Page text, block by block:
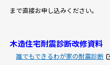
まで直接お申し込みください。
木造住宅耐震診断改修資料
誰でもできるわが家の耐震診断